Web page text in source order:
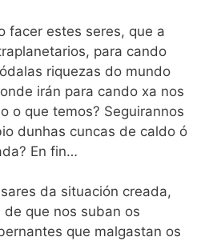
facer estes seres, que a
para cando
riquezas do mundo
irán para cando xa nos
o que temos? Seguirannos
dunhas cuncas de caldo ó
En fin…
da situación creada,
que nos suban os
que malgastan os